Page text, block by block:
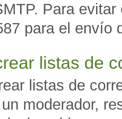
Para
para el envío
listas de
listas de
moderador,